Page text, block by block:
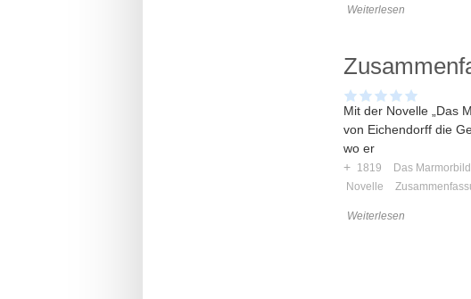
Weiterlesen
Mit der Novelle „Das
von Eichendorff die
wo er
+ 1819 Das Marmorbild
Novelle
Weiterlesen